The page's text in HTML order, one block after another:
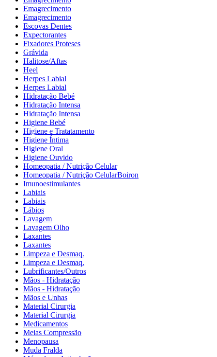
Emagrecimento
Emagrecimento
Escovas Dentes
Expectorantes
Fixadores Proteses
Grávida
Halitose/Aftas
Heel
Herpes Labial
Herpes Labial
Hidratação Bebé
Hidratação Intensa
Hidratação Intensa
Higiene Bebé
Higiene e Tratatamento
Higiene Íntima
Higiene Oral
Higiene Ouvido
Homeopatia / Nutrição Celular
Homeopatia / Nutrição CelularBoiron
Imunoestimulantes
Labiais
Labiais
Lábios
Lavagem
Lavagem Olho
Laxantes
Laxantes
Limpeza e Desmaq.
Limpeza e Desmaq.
Lubrificantes/Outros
Mãos - Hidratação
Mãos - Hidratação
Mãos e Unhas
Material Cirurgia
Material Cirurgia
Medicamentos
Meias Compressão
Menopausa
Muda Fralda